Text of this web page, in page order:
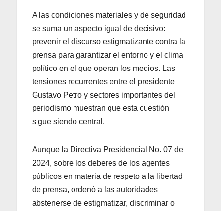
A las condiciones materiales y de seguridad
se suma un aspecto igual de decisivo:
prevenir el discurso estigmatizante contra la
prensa para garantizar el entorno y el clima
político en el que operan los medios. Las
tensiones recurrentes entre el presidente
Gustavo Petro y sectores importantes del
periodismo muestran que esta cuestión
sigue siendo central.
Aunque la Directiva Presidencial No. 07 de
2024, sobre los deberes de los agentes
públicos en materia de respeto a la libertad
de prensa, ordenó a las autoridades
abstenerse de estigmatizar, discriminar o